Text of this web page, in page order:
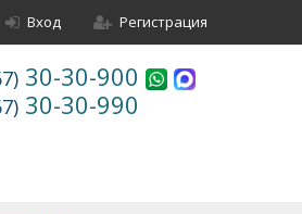
Вход Регистрация
30-30-900
30-30-990